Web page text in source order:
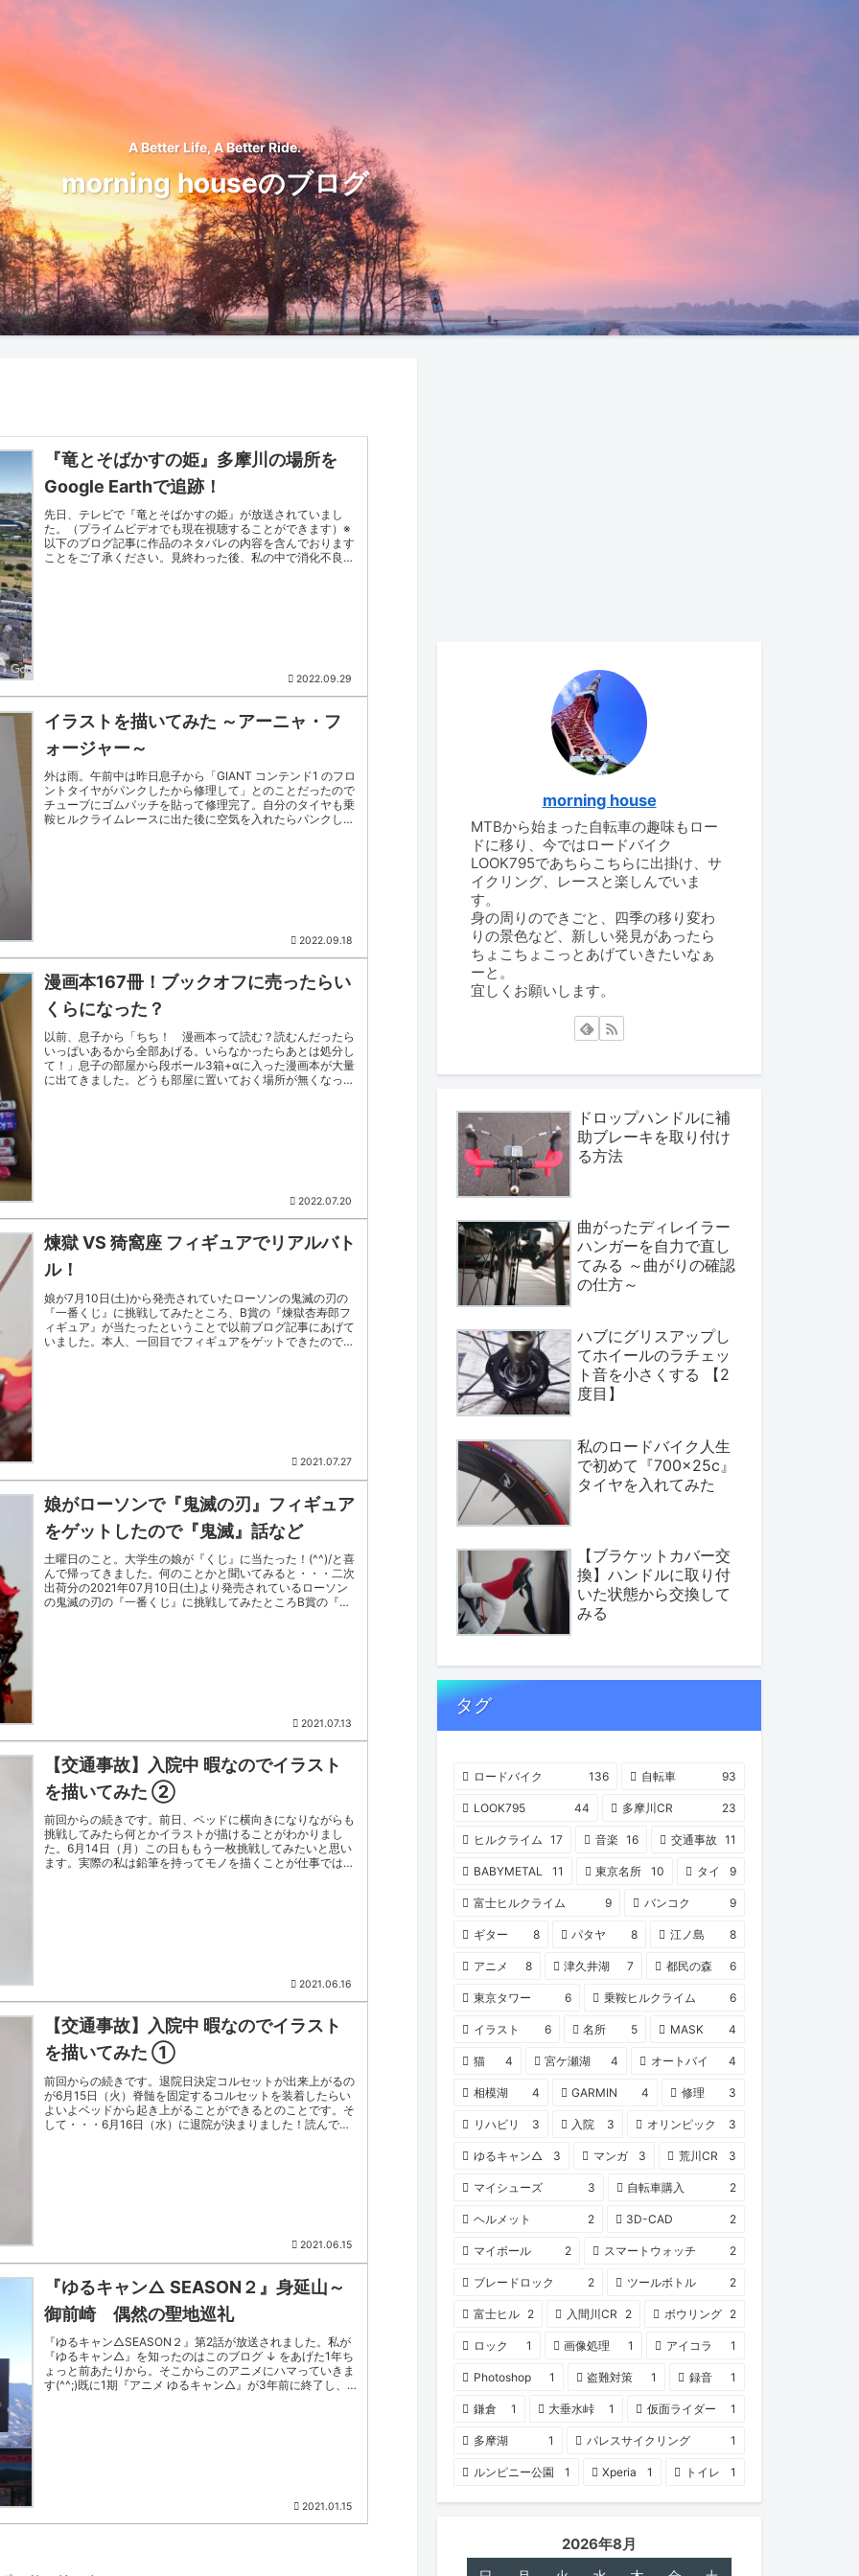
A Better Life, A Better Ride.
morning houseのブログ
『竜とそばかすの姫』多摩川の場所を
Google Earthで追跡！
先日、テレビで『竜とそばかすの姫』が放送されていまし
た。（プライムビデオでも現在視聴することができます）※
以下のブログ記事に作品のネタバレの内容を含んでおります
ことをご了承ください。見終わった後、私の中で消化不良の
2022.09.29
イラストを描いてみた ～アーニャ・フ
ォージャー～
外は雨。午前中は昨日息子から「GIANT コンテンド1 のフロ
ントタイヤがパンクしたから修理して」とのことだったので
チューブにゴムパッチを貼って修理完了。自分のタイヤも乗
鞍ヒルクライムレースに出た後に空気を入れたらパンクして
2022.09.18
漫画本167冊！ブックオフに売ったらい
くらになった？
以前、息子から「ちち！ 漫画本って読む？読むんだったら
いっぱいあるから全部あげる。いらなかったらあとは処分し
て！」息子の部屋から段ボール3箱+αに入った漫画本が大量
に出てきました。どうも部屋に置いておく場所が無くなって
2022.07.20
煉獄 VS 猗窩座 フィギュアでリアルバト
ル！
娘が7月10日(土)から発売されていたローソンの鬼滅の刃の
『一番くじ』に挑戦してみたところ、B賞の『煉獄杏寿郎フ
ィギュア』が当たったということで以前ブログ記事にあげて
いました。本人、一回目でフィギュアをゲットできたのでさ
2021.07.27
娘がローソンで『鬼滅の刃』フィギュア
をゲットしたので『鬼滅』話など
土曜日のこと。大学生の娘が『くじ』に当たった！(^^)/と喜
んで帰ってきました。何のことかと聞いてみると・・・二次
出荷分の2021年07月10日(土)より発売されているローソン
の鬼滅の刃の『一番くじ』に挑戦してみたところB賞の『煉
2021.07.13
【交通事故】入院中 暇なのでイラスト
を描いてみた ②
前回からの続きです。前日、ベッドに横向きになりながらも
挑戦してみたら何とかイラストが描けることがわかりまし
た。6月14日（月）この日ももう一枚挑戦してみたいと思い
ます。実際の私は鉛筆を持ってモノを描くことが仕事では無
2021.06.16
【交通事故】入院中 暇なのでイラスト
を描いてみた ①
前回からの続きです。退院日決定コルセットが出来上がるの
が6月15日（火）脊髄を固定するコルセットを装着したらい
よいよベッドから起き上がることができるとのことです。そ
して・・・6月16日（水）に退院が決まりました！読んでい
2021.06.15
『ゆるキャン△ SEASON２』身延山～
御前崎 偶然の聖地巡礼
『ゆるキャン△SEASON２』第2話が放送されました。私が
『ゆるキャン△』を知ったのはこのブログ ↓ をあげた1年ち
ょっと前あたりから。そこからこのアニメにハマっていきま
す(^^;)既に1期『アニメ ゆるキャン△』が3年前に終了し、1
2021.01.15
morning house
MTBから始まった自転車の趣味もロー
ドに移り、今ではロードバイク
LOOK795であちらこちらに出掛け、サ
イクリング、レースと楽しんでいま
す。
身の周りのできごと、四季の移り変わ
りの景色など、新しい発見があったら
ちょこちょこっとあげていきたいなぁ
ーと。
宜しくお願いします。
ドロップハンドルに補
助ブレーキを取り付け
る方法
曲がったディレイラー
ハンガーを自力で直し
てみる ～曲がりの確認
の仕方～
ハブにグリスアップし
てホイールのラチェッ
ト音を小さくする 【2
度目】
私のロードバイク人生
で初めて『700×25c』
タイヤを入れてみた
【ブラケットカバー交
換】ハンドルに取り付
いた状態から交換して
みる
タグ
ロードバイク 136 自転車 93
LOOK795 44 多摩川CR 23
ヒルクライム 17 音楽 16 交通事故 11
BABYMETAL 11 東京名所 10 タイ 9
富士ヒルクライム 9 バンコク 9
ギター 8 パタヤ 8 江ノ島 8
アニメ 8 津久井湖 7 都民の森 6
東京タワー 6 乗鞍ヒルクライム 6
イラスト 6 名所 5 MASK 4
猫 4 宮ケ瀬湖 4 オートバイ 4
相模湖 4 GARMIN 4 修理 3
リハビリ 3 入院 3 オリンピック 3
ゆるキャン△ 3 マンガ 3 荒川CR 3
マイシューズ 3 自転車購入 2
ヘルメット 2 3D-CAD 2
マイボール 2 スマートウォッチ 2
ブレードロック 2 ツールボトル 2
富士ヒル 2 入間川CR 2 ボウリング 2
ロック 1 画像処理 1 アイコラ 1
Photoshop 1 盗難対策 1 録音 1
鎌倉 1 大垂水峠 1 仮面ライダー 1
多摩湖 1 パレスサイクリング 1
ルンピニー公園 1 Xperia 1 トイレ 1
2026年8月